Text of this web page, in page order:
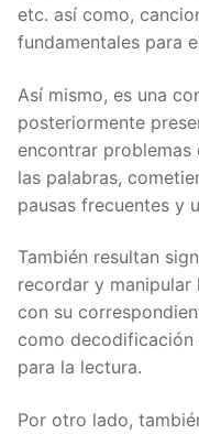
etc. así como,
fundamentales para
Así mismo, es una
posteriormente
encontrar
las palabras,
pausas frecuentes y
También resultan
recordar y
con su
como decodificación
para la lectura.
Por otro lado,